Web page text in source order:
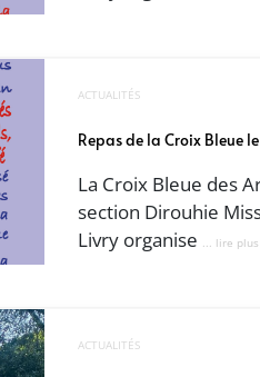
ACTUALITÉS
Repas de la Croix Bleue
La Croix Bleue des
section Dirouhie
Livry organise ... lire plus
ACTUALITÉS